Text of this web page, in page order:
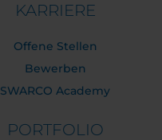
KARRIERE
Offene Stellen
Bewerben
SWARCO Academy
PORTFOLIO